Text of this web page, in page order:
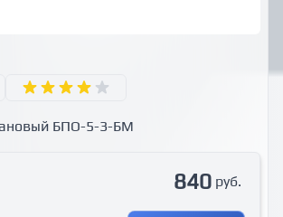
БПО-5-3-БМ
840 руб.